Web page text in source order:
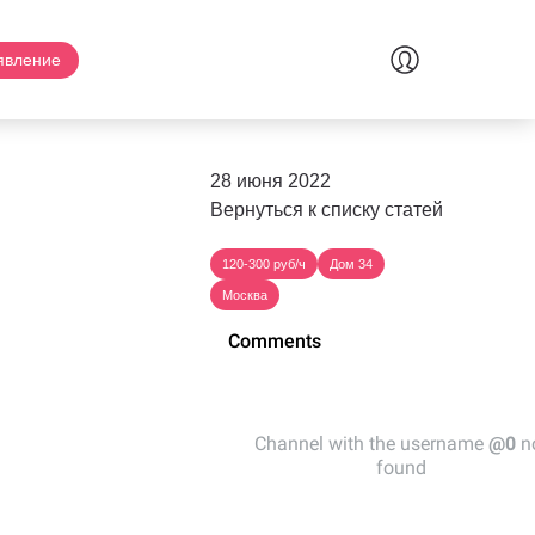
28 июня 2022
Вернуться к списку статей
120-300 руб/ч Дом 34
Москва